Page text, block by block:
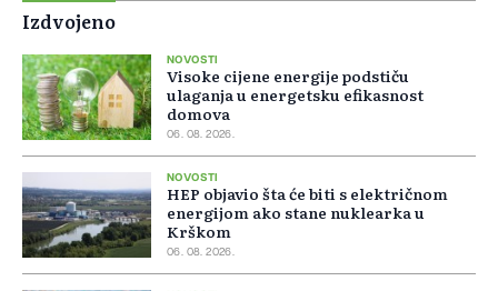
Izdvojeno
NOVOSTI
Visoke cijene energije podstiču
ulaganja u energetsku efikasnost
domova
06. 08. 2026.
NOVOSTI
HEP objavio šta će biti s električnom
energijom ako stane nuklearka u
Krškom
06. 08. 2026.